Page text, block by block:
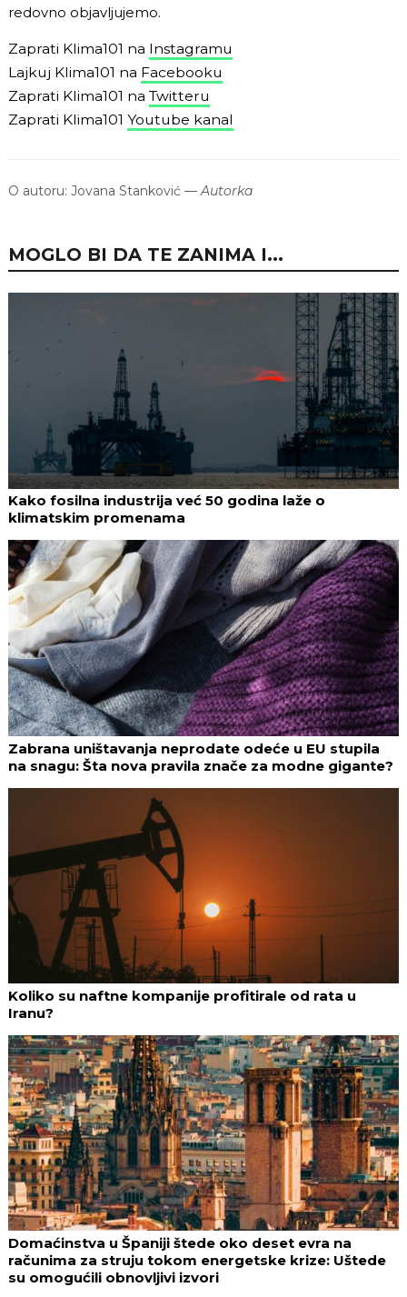
redovno objavljujemo.
Zaprati Klima101 na Instagramu
Lajkuj Klima101 na Facebooku
Zaprati Klima101 na Twitteru
Zaprati Klima101 Youtube kanal
O autoru: Jovana Stanković —Autorka
MOGLO BI DA TE ZANIMA I...
Kako fosilna industrija već 50 godina laže o
klimatskim promenama
Zabrana uništavanja neprodate odeće u EU stupila
na snagu: Šta nova pravila znače za modne gigante?
Koliko su naftne kompanije profitirale od rata u
Iranu?
Domaćinstva u Španiji štede oko deset evra na
računima za struju tokom energetske krize: Uštede
su omogućili obnovljivi izvori